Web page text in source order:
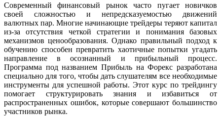
Современный финансовый рынок часто пугает новичков
своей сложностью и непредсказуемостью движений
валютных пар. Многие начинающие трейдеры теряют капитал
из-за отсутствия четкой стратегии и понимания базовых
механизмов ценообразования. Однако правильный подход к
обучению способен превратить хаотичные попытки угадать
направление в осознанный и прибыльный процесс.
Программа под названием Прибыль на Форекс разработана
специально для того, чтобы дать слушателям все необходимые
инструменты для успешной работы. Этот курс по трейдингу
помогает структурировать знания и избавиться от
распространенных ошибок, которые совершают большинство
участников рынка.